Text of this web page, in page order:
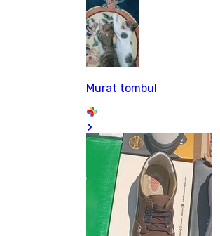
Murat tombul